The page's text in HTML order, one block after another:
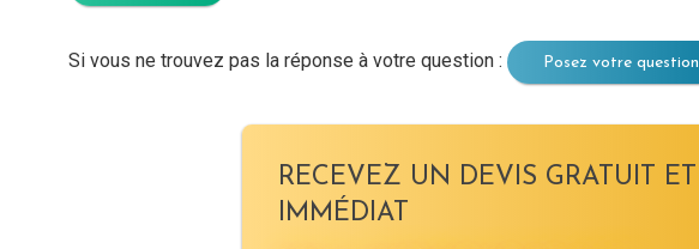
Si vous ne trouvez pas la réponse à votre question : Posez votre question
RECEVEZ UN DEVIS GRATUIT ET
IMMÉDIAT